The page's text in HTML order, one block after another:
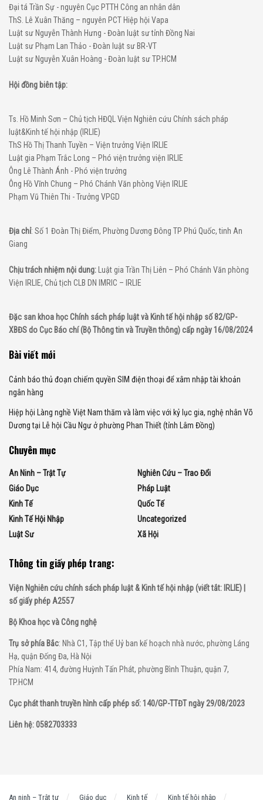
Đại tá Trần Sự - nguyên Cục PTTH Công an nhân dân
ThS. Lê Xuân Thăng – nguyên PCT Hiệp hội Vapa
Luật sư Nguyễn Thành Hưng - Đoàn luật sư tỉnh Đồng Nai
Luật sư Phạm Lan Thảo - Đoàn luật sư BR-VT
Luật sư Nguyễn Xuân Hoàng - Đoàn luật sư TP.HCM
Hội đồng biên tập:
Ts. Hồ Minh Sơn – Chủ tịch HĐQL Viện Nghiên cứu Chính sách pháp
luật&Kinh tế hội nhập (IRLIE)
ThS Hồ Thị Thanh Tuyền – Viện trưởng Viện IRLIE
Luật gia Phạm Trắc Long – Phó viện trưởng viện IRLIE
Ông Lê Thành Ánh - Phó viện trưởng
Ông Hồ Vĩnh Chung – Phó Chánh Văn phòng Viện IRLIE
Phạm Vũ Thiên Thi - Trưởng VPGD
Địa chỉ: Số 1 Đoàn Thị Điểm, Phường Dương Đông TP Phú Quốc, tinh An
Giang
Chịu trách nhiệm nội dung: Luật gia Trần Thị Liên – Phó Chánh Văn phòng
Viện IRLIE, Chủ tịch CLB DN IMRIC – IRLIE
Đặc san khoa học Chính sách pháp luật và Kinh tế hội nhập số 82/GP-
XBĐS do Cục Báo chí (Bộ Thông tin và Truyền thông) cấp ngày 16/08/2024
Bài viết mới
Cảnh báo thủ đoạn chiếm quyền SIM điện thoại để xâm nhập tài khoản
ngân hàng
Hiệp hội Làng nghề Việt Nam thăm và làm việc với kỷ lục gia, nghệ nhân Võ
Dương tại Lễ hội Cầu Ngư ở phường Phan Thiết (tỉnh Lâm Đồng)
Chuyên mục
An Ninh – Trật Tự
Giáo Dục
Kinh Tế
Kinh Tế Hội Nhập
Luật Sư
Nghiên Cứu – Trao Đổi
Pháp Luật
Quốc Tế
Uncategorized
Xã Hội
Thông tin giấy phép trang:
Viện Nghiên cứu chính sách pháp luật & Kinh tế hội nhập (viết tắt: IRLIE) |
số giấy phép A2557
Bộ Khoa học và Công nghệ
Trụ sở phía Bắc: Nhà C1, Tập thể Uỷ ban kế hoạch nhà nước, phường Láng
Hạ, quận Đống Đa, Hà Nội
Phía Nam: 414, đường Huỳnh Tấn Phát, phường Bình Thuận, quận 7,
TP.HCM
Cục phát thanh truyền hình cấp phép số: 140/GP-TTĐT ngày 29/08/2023
Liên hệ: 0582703333
An ninh – Trật tự Giáo dục Kinh tế Kinh tế hội nhập